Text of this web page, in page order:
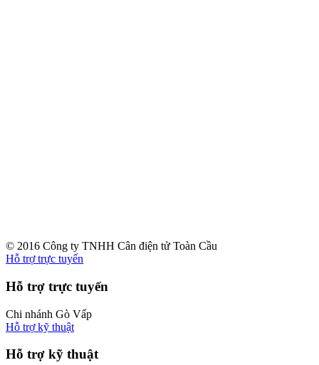
© 2016 Công ty TNHH Cân điện tử Toàn Cầu
Hỗ trợ trực tuyến
Hỗ trợ trực tuyến
Chi nhánh Gò Vấp
Hỗ trợ kỹ thuật
Hỗ trợ kỹ thuật